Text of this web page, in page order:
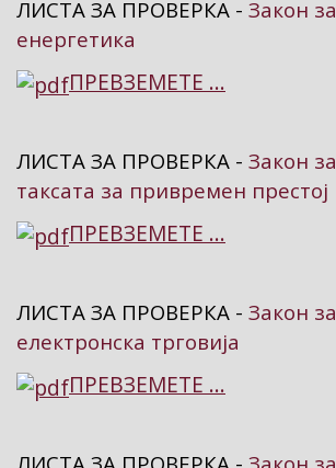
ЛИСТА ЗА ПРОВЕРКА - Закон за
енергетика
ПРЕВЗЕМЕТЕ ...
ЛИСТА ЗА ПРОВЕРКА - Закон за
таксата за привремен престој
ПРЕВЗЕМЕТЕ ...
ЛИСТА ЗА ПРОВЕРКА - Закон за
електронска трговија
ПРЕВЗЕМЕТЕ ...